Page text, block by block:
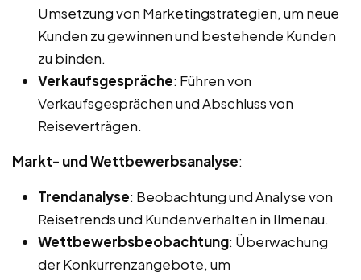
Umsetzung von Marketingstrategien, um neue
Kunden zu gewinnen und bestehende Kunden
zu binden.
Verkaufsgespräche: Führen von
Verkaufsgesprächen und Abschluss von
Reiseverträgen.
Markt- und Wettbewerbsanalyse:
Trendanalyse: Beobachtung und Analyse von
Reisetrends und Kundenverhalten in Ilmenau.
Wettbewerbsbeobachtung: Überwachung
der Konkurrenzangebote, um